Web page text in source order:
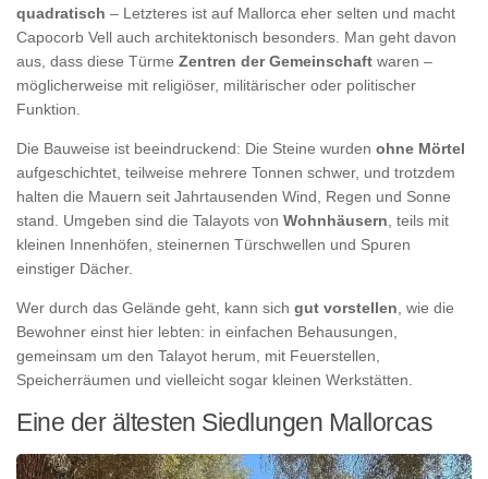
quadratisch – Letzteres ist auf Mallorca eher selten und macht
Capocorb Vell auch architektonisch besonders. Man geht davon
aus, dass diese Türme Zentren der Gemeinschaft waren –
möglicherweise mit religiöser, militärischer oder politischer
Funktion.
Die Bauweise ist beeindruckend: Die Steine wurden ohne Mörtel
aufgeschichtet, teilweise mehrere Tonnen schwer, und trotzdem
halten die Mauern seit Jahrtausenden Wind, Regen und Sonne
stand. Umgeben sind die Talayots von Wohnhäusern , teils mit
kleinen Innenhöfen, steinernen Türschwellen und Spuren
einstiger Dächer.
Wer durch das Gelände geht, kann sich gut vorstellen , wie die
Bewohner einst hier lebten: in einfachen Behausungen,
gemeinsam um den Talayot herum, mit Feuerstellen,
Speicherräumen und vielleicht sogar kleinen Werkstätten.
Eine der ältesten Siedlungen Mallorcas